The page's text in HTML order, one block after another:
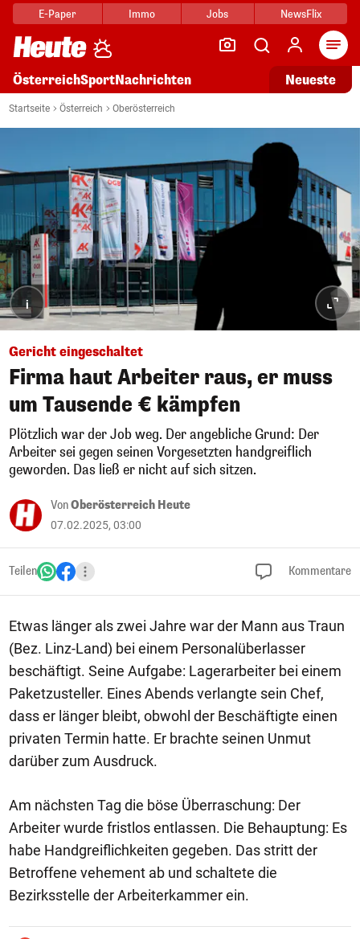
E-Paper Immo Jobs NewsFlix
ÖsterreichSportNachrichten Neueste
Startseite Österreich Oberösterreich
i
Gericht eingeschaltet
Firma haut Arbeiter raus, er muss
um Tausende € kämpfen
Plötzlich war der Job weg. Der angebliche Grund: Der
Arbeiter sei gegen seinen Vorgesetzten handgreiflich
geworden. Das ließ er nicht auf sich sitzen.
VonOberösterreich Heute
07.02.2025, 03:00
Teilen Kommentare
Etwas länger als zwei Jahre war der Mann aus Traun
(Bez. Linz-Land) bei einem Personalüberlasser
beschäftigt. Seine Aufgabe: Lagerarbeiter bei einem
Paketzusteller. Eines Abends verlangte sein Chef,
dass er länger bleibt, obwohl der Beschäftigte einen
privaten Termin hatte. Er brachte seinen Unmut
darüber zum Ausdruck.
Am nächsten Tag die böse Überraschung: Der
Arbeiter wurde fristlos entlassen. Die Behauptung: Es
habe Handgreiflichkeiten gegeben. Das stritt der
Betroffene vehement ab und schaltete die
Bezirksstelle der Arbeiterkammer ein.